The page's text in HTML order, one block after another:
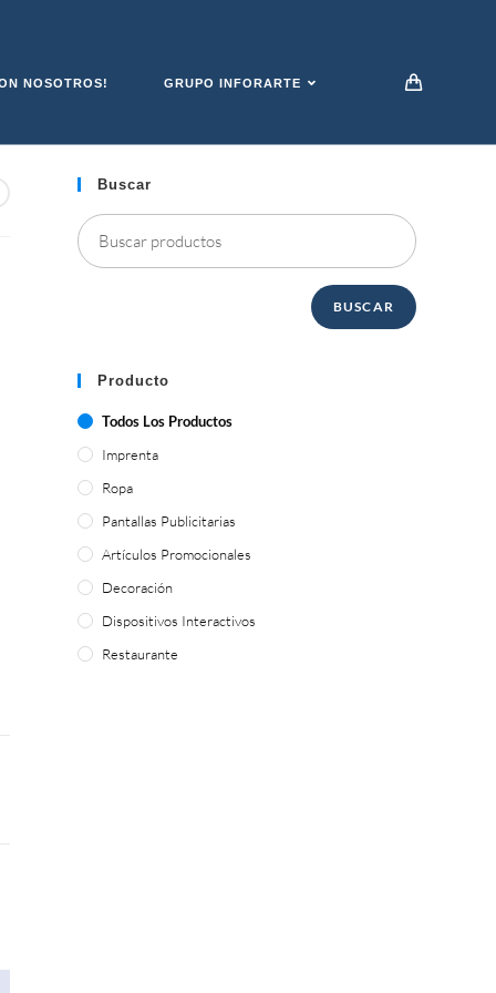
NOSOTROS! GRUPO INFORARTE
Buscar
BUSCAR
Producto
Todos Los Productos
Imprenta
Ropa
Pantallas Publicitarias
Artículos Promocionales
Decoración
Dispositivos Interactivos
Restaurante